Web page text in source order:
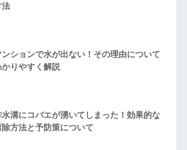
法
ンションで水が出ない！その理由について
かりやすく解説
水溝にコバエが湧いてしまった！効果的な
除方法と予防策について